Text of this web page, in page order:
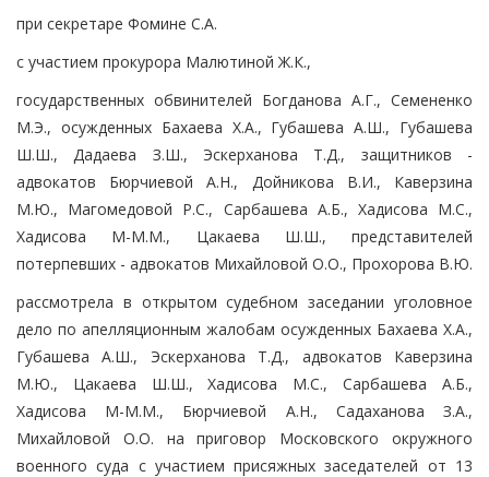
при секретаре Фомине С.А.
с участием прокурора Малютиной Ж.К.,
государственных обвинителей Богданова А.Г., Семененко
М.Э., осужденных Бахаева Х.А., Губашева А.Ш., Губашева
Ш.Ш., Дадаева З.Ш., Эскерханова Т.Д., защитников -
адвокатов Бюрчиевой А.Н., Дойникова В.И., Каверзина
М.Ю., Магомедовой Р.С., Сарбашева А.Б., Хадисова М.С.,
Хадисова М-М.М., Цакаева Ш.Ш., представителей
потерпевших - адвокатов Михайловой О.О., Прохорова В.Ю.
рассмотрела в открытом судебном заседании уголовное
дело по апелляционным жалобам осужденных Бахаева Х.А.,
Губашева А.Ш., Эскерханова Т.Д., адвокатов Каверзина
М.Ю., Цакаева Ш.Ш., Хадисова М.С., Сарбашева А.Б.,
Хадисова М-М.М., Бюрчиевой А.Н., Садаханова З.А.,
Михайловой О.О. на приговор Московского окружного
военного суда с участием присяжных заседателей от 13